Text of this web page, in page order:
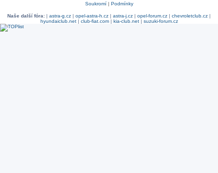
Soukromí| Podmínky
Naše další fóra: | astra-g.cz | opel-astra-h.cz | astra-j.cz | opel-forum.cz | chevroletclub.cz |
hyundaiclub.net| club-fiat.com| kia-club.net| suzuki-forum.cz